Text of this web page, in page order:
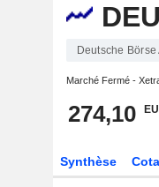
Deutsche Börse
Marché Fermé -
274,10
Synthèse